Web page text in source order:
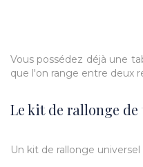
Vous possédez déjà une
que l'on range entre deux
Le kit de rallonge
Un kit de rallonge